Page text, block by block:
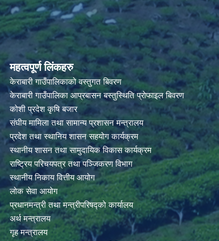
महत्वपूर्ण लिंकहरु
केराबारी गाउँपालिकाको वस्तुगत बिवरण
केराबारी गाउँपालिका आप्रबासन बस्तुस्थिति प्रोफाइल बिवरण
कोशी प्रदेश कृषि बजार
संघीय मामिला तथा सामान्य प्रशासन मन्त्रालय
प्रदेश तथा स्थानिय शासन सहयोग कार्यक्रम
स्थानीय शासन तथा सामुदायिक विकास कार्यक्रम
राष्ट्रिय परिचयपत्र तथा पञ्जिकरण विभाग
स्थानीय निकाय वित्तीय आयोग
लोक सेवा आयोग
प्रधानमन्त्री तथा मन्त्रीपरिषद्को कार्यालय
अर्थ मन्त्रालय
गृह मन्त्रालय